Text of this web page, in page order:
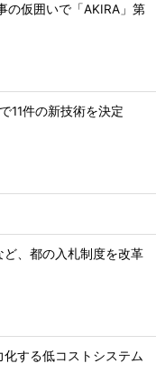
の仮囲いで「AKIRA」第
11件の新技術を決定
、都の入札制度を改革
する低コストシステム